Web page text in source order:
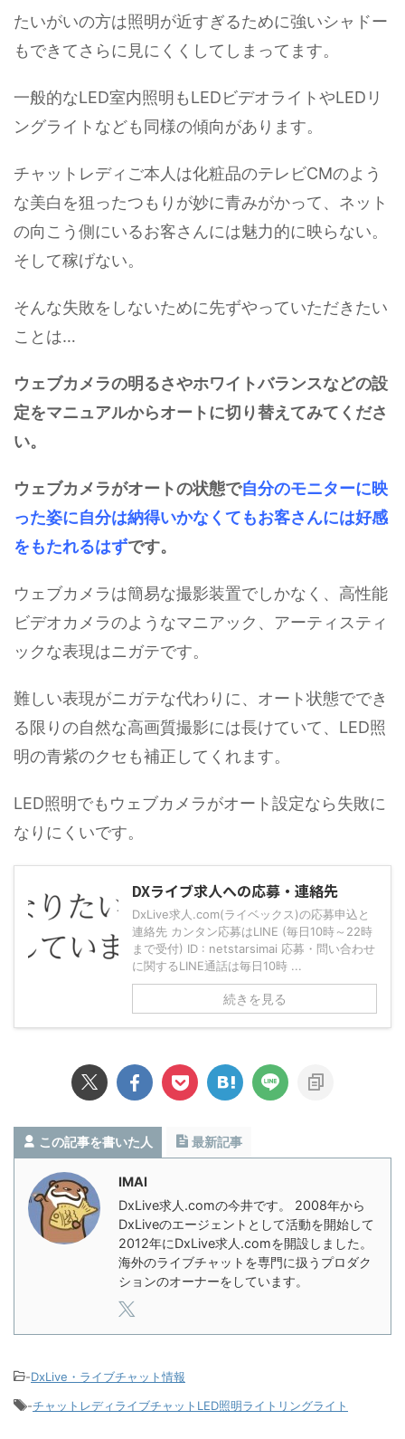
たいがいの方は照明が近すぎるために強いシャドー
もできてさらに見にくくしてしまってます。
一般的なLED室内照明もLEDビデオライトやLEDリ
ングライトなども同様の傾向があります。
チャットレディご本人は化粧品のテレビCMのよう
な美白を狙ったつもりが妙に青みがかって、ネット
の向こう側にいるお客さんには魅力的に映らない。
そして稼げない。
そんな失敗をしないために先ずやっていただきたい
ことは…
ウェブカメラの明るさやホワイトバランスなどの設
定をマニュアルからオートに切り替えてみてくださ
い。
ウェブカメラがオートの状態で自分のモニターに映
った姿に自分は納得いかなくてもお客さんには好感
をもたれるはずです。
ウェブカメラは簡易な撮影装置でしかなく、高性能
ビデオカメラのようなマニアック、アーティスティ
ックな表現はニガテです。
難しい表現がニガテな代わりに、オート状態ででき
る限りの自然な高画質撮影には長けていて、LED照
明の青紫のクセも補正してくれます。
LED照明でもウェブカメラがオート設定なら失敗に
なりにくいです。
DXライブ求人への応募・連絡先
DxLive求人.com(ライベックス)の応募申込と
連絡先 カンタン応募はLINE (毎日10時～22時
まで受付) ID : netstarsimai 応募・問い合わせ
に関するLINE通話は毎日10時 ...
続きを見る
この記事を書いた人 最新記事
IMAI
DxLive求人.comの今井です。 2008年から
DxLiveのエージェントとして活動を開始して
2012年にDxLive求人.comを開設しました。
海外のライブチャットを専門に扱うプロダク
ションのオーナーをしています。
-DxLive・ライブチャット情報
-チャットレディライブチャットLED照明ライトリングライト